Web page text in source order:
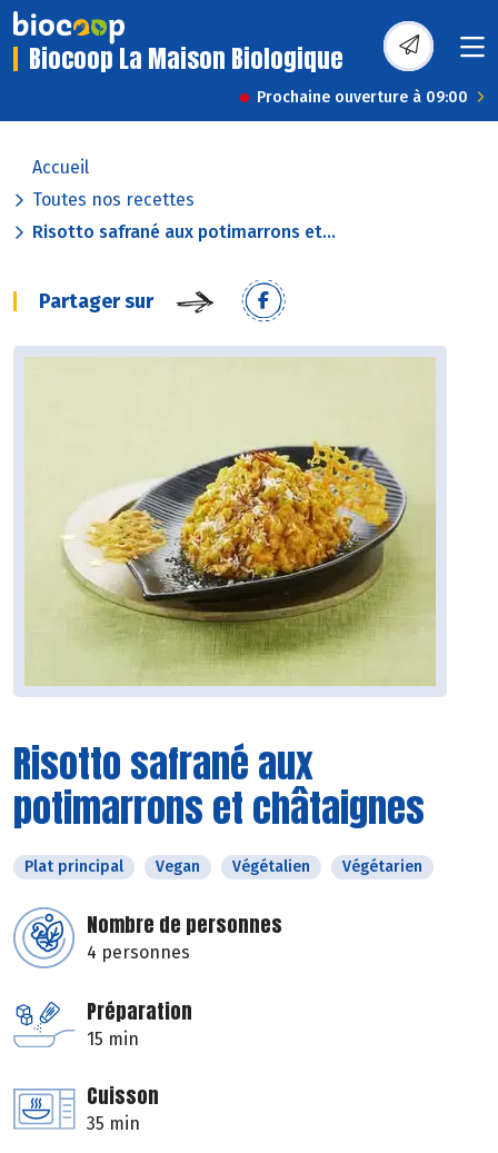
Biocoop La Maison Biologique
Prochaine ouverture à 09:00
Accueil
Toutes nos recettes
Risotto safrané aux potimarrons et...
Partager sur
Risotto safrané aux
potimarrons et châtaignes
Plat principal Vegan Végétalien Végétarien
Nombre de personnes
4 personnes
Préparation
15 min
Cuisson
35 min